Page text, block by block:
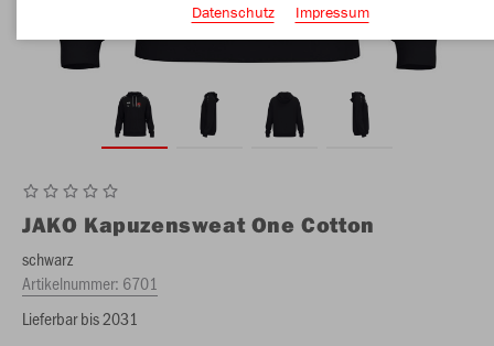
JAKO Kapuzensweat One Cotton
schwarz
Artikelnummer: 6701
Lieferbar bis 2031
Datenschutz
Impressum